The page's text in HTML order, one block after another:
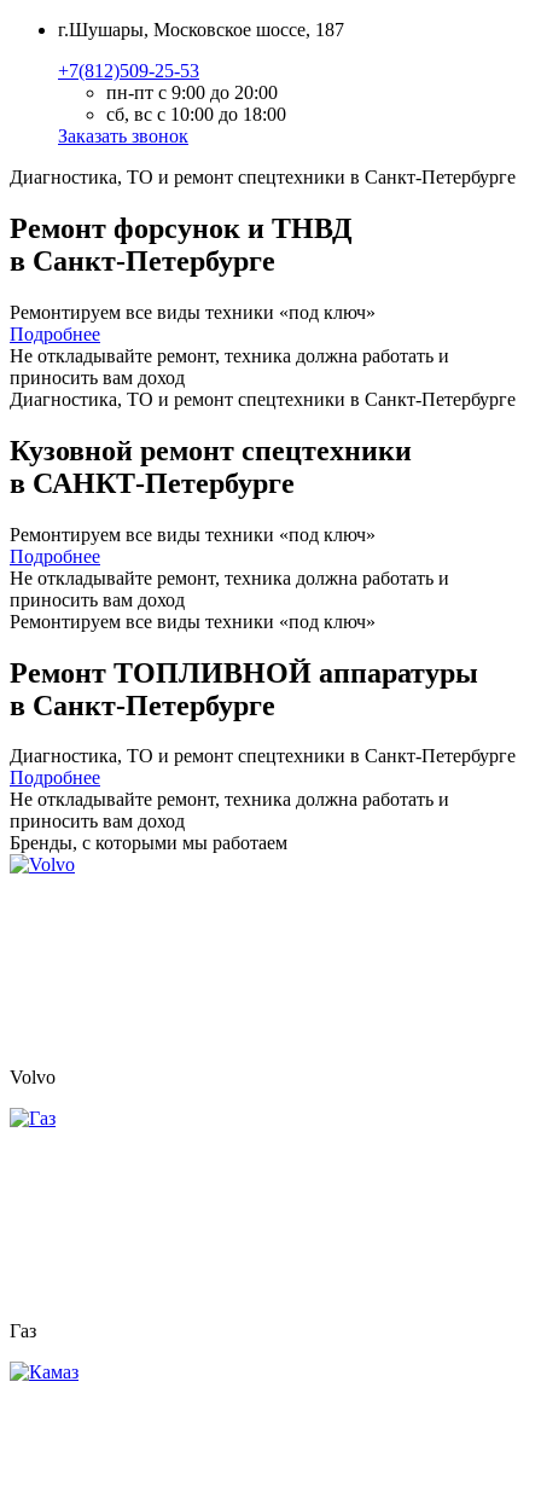
г.Шушары, Московское шоссе, 187
+7(812)509-25-53
пн-пт с 9:00 до 20:00
сб, вс с 10:00 до 18:00
Заказать звонок
Диагностика, ТО и ремонт спецтехники в Санкт-Петербурге
Ремонт форсунок и ТНВД
в Санкт-Петербурге
Ремонтируем все виды техники «под ключ»
Подробнее
Не откладывайте ремонт, техника должна работать и
приносить вам доход
Диагностика, ТО и ремонт спецтехники в Санкт-Петербурге
Кузовной ремонт спецтехники
в САНКТ-Петербурге
Ремонтируем все виды техники «под ключ»
Подробнее
Не откладывайте ремонт, техника должна работать и
приносить вам доход
Ремонтируем все виды техники «под ключ»
Ремонт ТОПЛИВНОЙ аппаратуры
в Санкт-Петербурге
Диагностика, ТО и ремонт спецтехники в Санкт-Петербурге
Подробнее
Не откладывайте ремонт, техника должна работать и
приносить вам доход
Бренды, с которыми мы работаем
Volvo
Газ